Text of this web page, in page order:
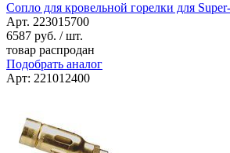
Сопло для кровельной горелки для
Арт. 223015700
6587 руб. / шт.
товар распродан
Подобрать аналог
Арт: 221012400